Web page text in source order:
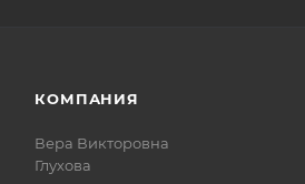
КОМПАНИЯ
Вера Викторовна
Глухова